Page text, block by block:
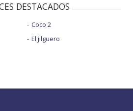
DESTACADOS
Coco 2
El jilguero